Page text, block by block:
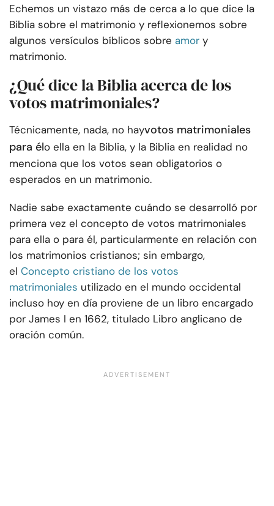
Echemos un vistazo más de cerca a lo que dice la
Biblia sobre el matrimonio y reflexionemos sobre
algunos versículos bíblicos sobre amor y
matrimonio.
¿Qué dice la Biblia acerca de los
votos matrimoniales?
Técnicamente, nada, no hayvotos matrimoniales
para élo ella en la Biblia, y la Biblia en realidad no
menciona que los votos sean obligatorios o
esperados en un matrimonio.
Nadie sabe exactamente cuándo se desarrolló por
primera vez el concepto de votos matrimoniales
para ella o para él, particularmente en relación con
los matrimonios cristianos; sin embargo,
el Concepto cristiano de los votos
matrimoniales utilizado en el mundo occidental
incluso hoy en día proviene de un libro encargado
por James I en 1662, titulado Libro anglicano de
oración común.